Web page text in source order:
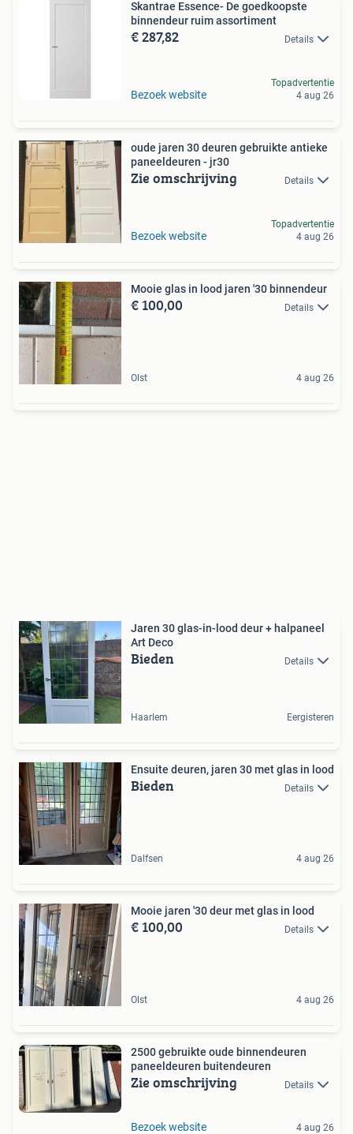
Skantrae Essence- De goedkoopste
binnendeur ruim assortiment
€ 287,82 Details
Bezoek website
Topadvertentie
4 aug 26
oude jaren 30 deuren gebruikte antieke
paneeldeuren - jr30
Zie omschrijving Details
Bezoek website
Topadvertentie
4 aug 26
Mooie glas in lood jaren '30 binnendeur
€ 100,00 Details
Olst 4 aug 26
Jaren 30 glas-in-lood deur + halpaneel
Art Deco
Bieden Details
Haarlem Eergisteren
Ensuite deuren, jaren 30 met glas in lood
Bieden Details
Dalfsen 4 aug 26
Mooie jaren '30 deur met glas in lood
€ 100,00 Details
Olst 4 aug 26
2500 gebruikte oude binnendeuren
paneeldeuren buitendeuren
Zie omschrijving Details
Bezoek website 4 aug 26